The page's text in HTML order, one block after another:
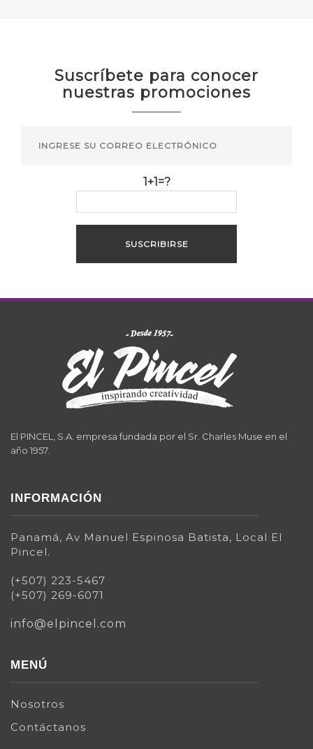
Suscríbete para conocer
nuestras promociones
1+1=?
El PINCEL, S.A. empresa fundada por el Sr. Charles Muse en el
año 1957.
INFORMACIÓN
Panamá, Av Manuel Espinosa Batista, Local El
Pincel.
(+507) 223-5467
(+507) 269-6071
info@elpincel.com
MENÚ
Nosotros
Contáctanos